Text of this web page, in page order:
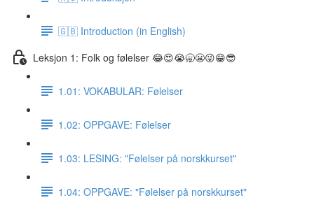
🇬🇧 Introduction (in English)
Leksjon 1: Folk og følelser 😂😍😭🥱😬😜😁😎
1.01: VOKABULAR: Følelser
1.02: OPPGAVE: Følelser
1.03: LESING: "Følelser på norskkurset"
1.04: OPPGAVE: "Følelser på norskkurset"